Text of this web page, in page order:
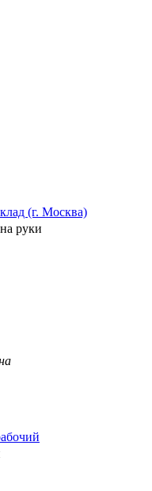
(г. Москва)
на руки